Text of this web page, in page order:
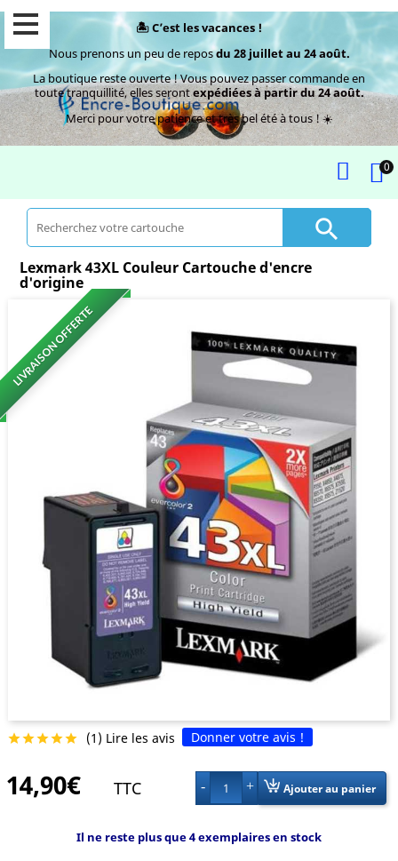
🏝️ C’est les vacances !
Nous prenons un peu de reposdu 28 juillet au 24 août.
La boutique reste ouverte ! Vous pouvez passer commande en
toute tranquillité, elles serontexpédiées à partir du 24 août.
Merci pour votre patience et très bel été à tous ! ☀️
0

Lexmark 43XL Couleur Cartouche d'encre
d'origine
LIVRAISON OFFERTE
 (1) Lire les avis Donner votre avis !
14,90€ TTC 1 Ajouter au panier
Il ne reste plus que 4 exemplaires en stock